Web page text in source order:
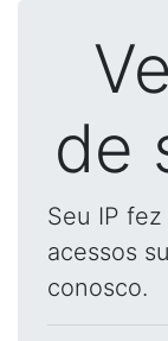
de
Seu IP
acessos
conosco.